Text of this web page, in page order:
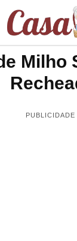
Milho